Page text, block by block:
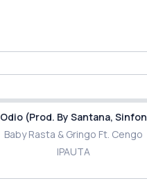
Odio (Prod. By Santana, Sinfon
Baby Rasta & Gringo Ft. Сengo
IPAUTA